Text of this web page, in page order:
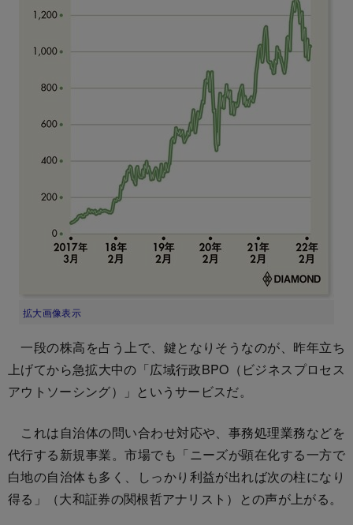
拡大画像表示
一段の株高を占う上で、鍵となりそうなのが、昨年立ち
上げてから急拡大中の「広域行政BPO（ビジネスプロセス
アウトソーシング）」というサービスだ。
これは自治体の問い合わせ対応や、事務処理業務などを
代行する新規事業。市場でも「ニーズが顕在化する一方で
白地の自治体も多く、しっかり利益が出れば次の柱になり
得る」（大和証券の関根哲アナリスト）との声が上がる。